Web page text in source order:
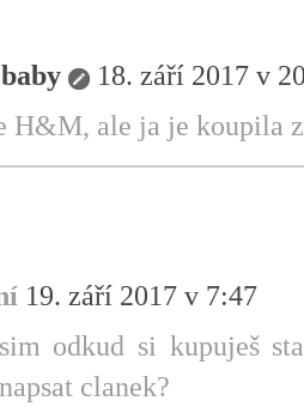
18. září 2017 v
H&M, ale ja je koupila
19. září 2017 v 7:47
odkud si kupuješ
clanek?